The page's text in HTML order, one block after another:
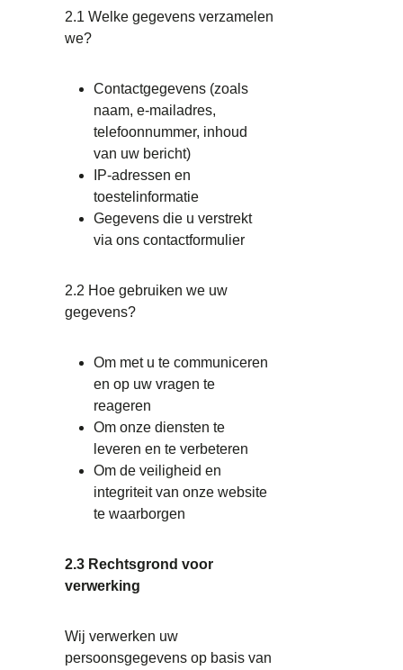
2.1 Welke gegevens verzamelen
we?
Contactgegevens (zoals
naam, e-mailadres,
telefoonnummer, inhoud
van uw bericht)
IP-adressen en
toestelinformatie
Gegevens die u verstrekt
via ons contactformulier
2.2 Hoe gebruiken we uw
gegevens?
Om met u te communiceren
en op uw vragen te
reageren
Om onze diensten te
leveren en te verbeteren
Om de veiligheid en
integriteit van onze website
te waarborgen
2.3 Rechtsgrond voor
verwerking
Wij verwerken uw
persoonsgegevens op basis van